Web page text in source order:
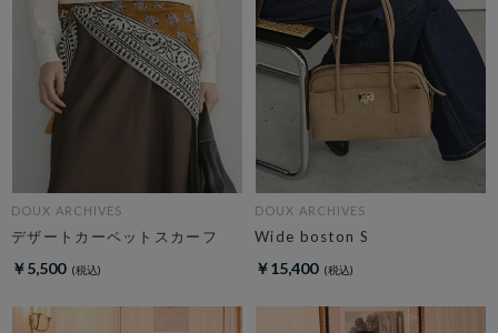
DOUX ARCHIVES
デザートカーペットスカーフ
￥5,500
DOUX ARCHIVES
Wide boston S
￥15,400